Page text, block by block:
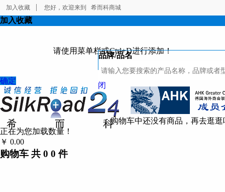
加入收藏 您好，欢迎来到 希而科商城
加入收藏
请使用菜单栏或Ctrl+D进行添加！
确定
购物车中还没有商品，再去逛逛
正在为您加载数量！
￥ 0.00
购物车 共 0 0 件
品牌/品名
闭